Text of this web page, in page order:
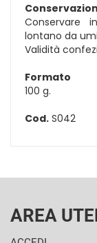
Conservare
lontano da
Validità
Formato
100 g.
Cod. S042
AREA